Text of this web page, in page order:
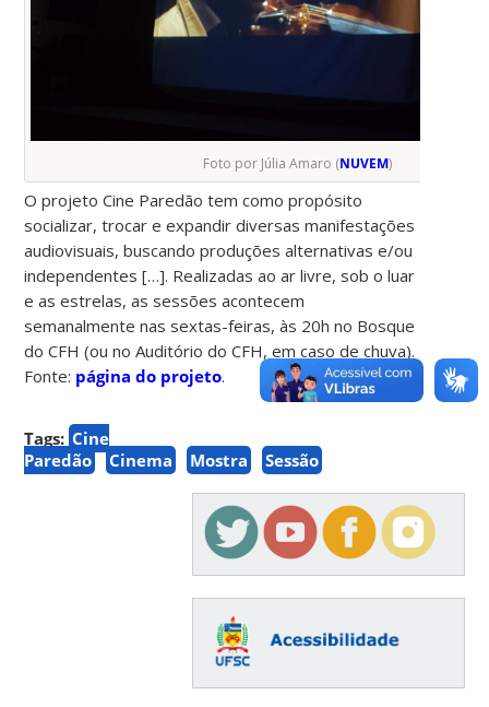
Foto por Júlia Amaro (NUVEM)
O projeto Cine Paredão tem como propósito
socializar, trocar e expandir diversas manifestações
audiovisuais, buscando produções alternativas e/ou
independentes […]. Realizadas ao ar livre, sob o luar
e as estrelas, as sessões acontecem
semanalmente nas sextas-feiras, às 20h no Bosque
do CFH (ou no Auditório do CFH, em caso de chuva).
Fonte: página do projeto.
Tags: Cine
Paredão
Cinema Mostra Sessão